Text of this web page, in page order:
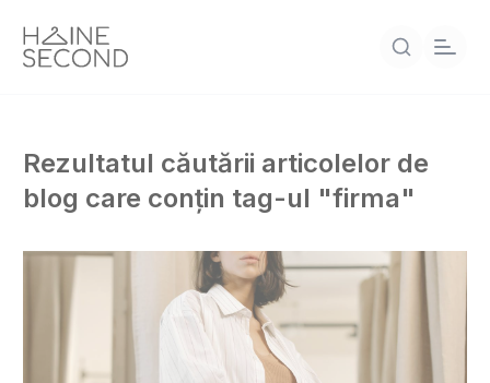
Rezultatul căutării articolelor de
blog care conțin tag-ul "firma"